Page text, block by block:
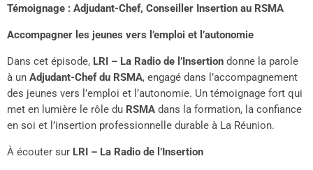
Témoignage : Adjudant-Chef, Conseiller Insertion au RSMA
Accompagner les jeunes vers l’emploi et l’autonomie
Dans cet épisode, LRI – La Radio de l’Insertion donne la parole
à un Adjudant-Chef du RSMA, engagé dans l’accompagnement
des jeunes vers l’emploi et l’autonomie. Un témoignage fort qui
met en lumière le rôle du RSMA dans la formation, la confiance
en soi et l’insertion professionnelle durable à La Réunion.
À écouter sur LRI – La Radio de l’Insertion